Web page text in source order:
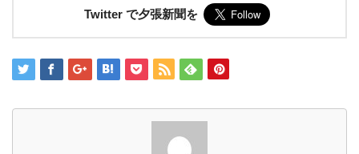
Twitter で夕張新聞を